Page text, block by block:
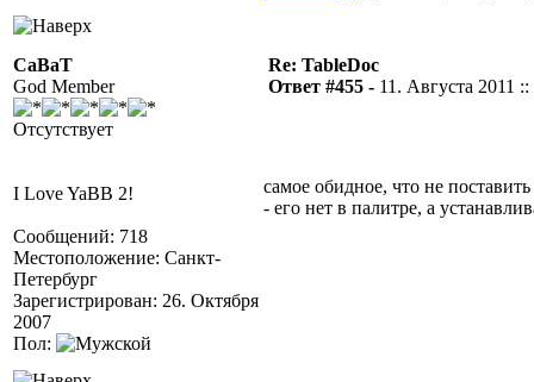
CaBaT
God Member
Отсутствует
I Love YaBB 2!
Сообщений: 718
Местоположение: Санкт-
Петербург
Зарегистрирован: 26. Октября
2007
Пол:
Re: TableDoc
Ответ #455 - 11. Августа 2011
самое обидное, что не
- его нет в палитре, а